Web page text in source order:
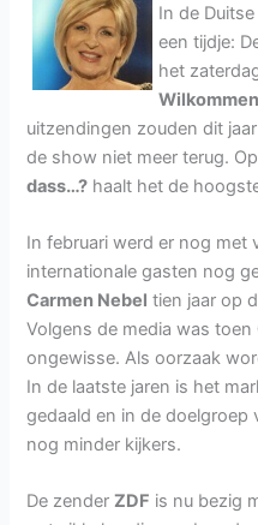
In de
een tijdje:
het
uitzendingen zouden dit
de show niet meer terug.
dass…? haalt het de
In februari werd er nog met
internationale gasten nog
Carmen Nebel tien jaar op
Volgens de media was toen
ongewisse. Als oorzaak
In de laatste jaren is het
gedaald en in de doelgroep
nog minder kijkers.
De zenderZDF is nu bezig